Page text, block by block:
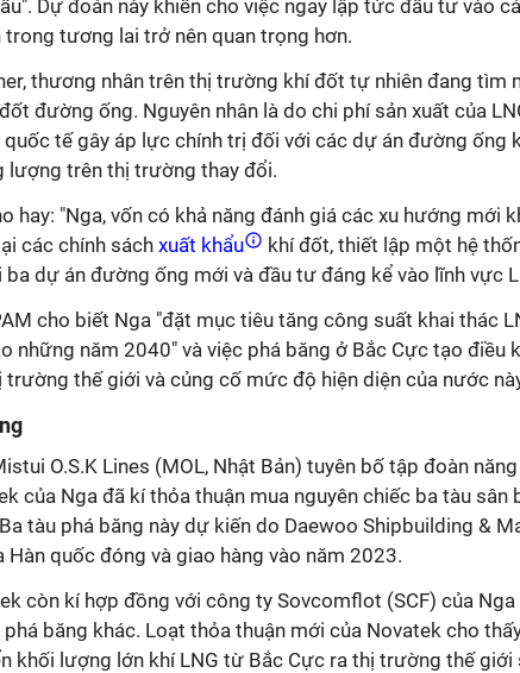
Dự đoán này khiến cho việc ngay lập tức đầu tư vào
tương lai trở nên quan trọng hơn.
thương nhân trên thị trường khí đốt tự nhiên đang tìm
đường ống. Nguyên nhân là do chi phí sản xuất của
quốc tế gây áp lực chính trị đối với các dự án đường ống
lượng trên thị trường thay đổi.
hay: "Nga, vốn có khả năng đánh giá các xu hướng mới
các chính sáchxuất khẩu
khí đốt, thiết lập một hệ
ba dự án đường ống mới và đầu tư đáng kể vào lĩnh vực
cho biết Nga "đặt mục tiêu tăng công suất khai thác
những năm 2040" và việc phá băng ở Bắc Cực tạo điều
trường thế giới và củng cố mức độ hiện diện của nước
O.S.K Lines (MOL, Nhật Bản) tuyên bố tập đoàn
của Nga đã kí thỏa thuận mua nguyên chiếc ba tàu sân
tàu phá băng này dự kiến do Daewoo Shipbuilding &
Hàn quốc đóng và giao hàng vào năm 2023.
còn kí hợp đồng với công ty Sovcomflot (SCF) của Nga
phá băng khác. Loạt thỏa thuận mới của Novatek cho
khối lượng lớn khí LNG từ Bắc Cực ra thị trường thế giới